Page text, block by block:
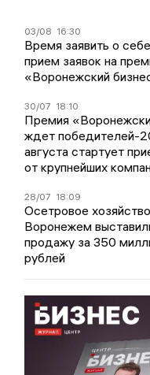
03/08 16:30
Время заявить о
прием заявок на
«Воронежский
30/07 18:10
Премия
ждет победителей-
августа стартует
от крупнейших
28/07 18:09
Осетровое
Воронежем
продажу за 350
рублей